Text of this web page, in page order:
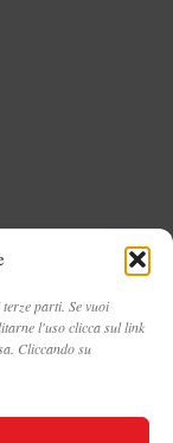
parti. Se vuoi
l'uso clicca sul link
Cliccando su